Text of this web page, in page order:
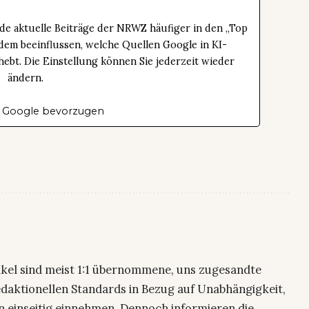
aktuelle Beiträge der NRWZ häufiger in den „Top
beeinflussen, welche Quellen Google in KI-
Die Einstellung können Sie jederzeit wieder
ändern.
Google bevorzugen
sind meist 1:1 übernommene, uns zugesandte
Standards in Bezug auf Unabhängigkeit,